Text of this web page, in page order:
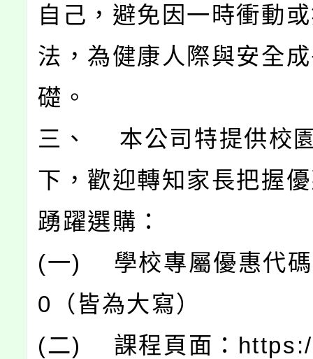
自己，避免因一時衝動
法，為健康人際與安全
礎。
三、 本公司特提供校
下，歡迎轉知家長把握
踴躍選購：
(一) 學校專屬優惠代
0（皆為大寫）
(二) 課程頁面：